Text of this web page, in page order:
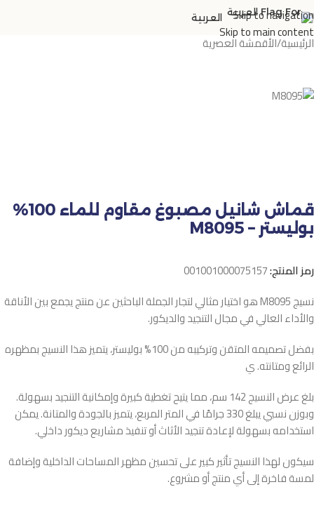
Skip to navigation
Skip to main content
العربية
الرئيسية/الأقمشة العصرية
قماش شانيل مصبوغ مقاوم للماء 100%
بوليستر – M8095
رمز المنتج:001001000075157
نسيج M8095 هو اختيار مثالي لتجار الجملة الباحثين عن منتج يجمع بين الأناقة
والأداء العالي في مجال التنجيد والديكور.
بفضل تصميمه المتقن وتركيبه من 100% بوليستر، يتميز هذا النسيج بمظهره
الرائع ومتانته. ي
بلغ عرض النسيج 142 سم، مما يتيح تغطية كبيرة وإمكانية التنجيد بسهولة.
وبوزن نسبي يبلغ 330 جرامًا في المتر المربع، يتميز بالجودة والمتانة. يمكن
استخدامه بسهولة لإعادة تنجيد الأثاث أو تنفيذ مشاريع ديكور داخلي.
سيكون لهذا النسيج تأثير كبير على تحسين مظهر المساحات الداخلية وإضافة
لمسة فاخرة إلى أي منتج أو مشروع.